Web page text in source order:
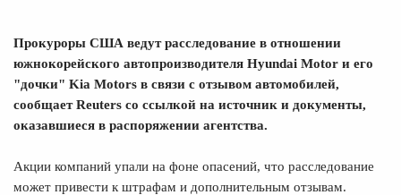
Прокуроры США ведут расследование в отношении
южнокорейского автопроизводителя Hyundai Motor и его
"дочки" Kia Motors в связи с отзывом автомобилей,
сообщает Reuters со ссылкой на источник и документы,
оказавшиеся в распоряжении агентства.
Акции компаний упали на фоне опасений, что расследование
может привести к штрафам и дополнительным отзывам.